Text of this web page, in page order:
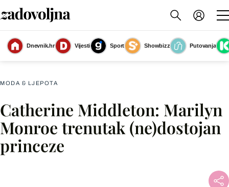
Dnevnik.hr Vijesti Sport Showbizz
Putovanja
Slika nije dostupna
MODA & LJEPOTA
Catherine Middleton: Marilyn
Monroe trenutak (ne)dostojan
princeze
Facebook